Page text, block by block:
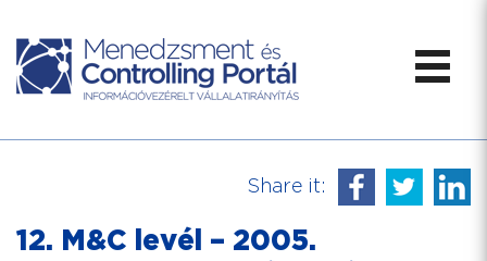
Share it:
12. M&C levél – 2005.